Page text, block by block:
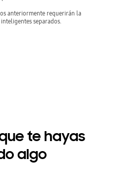
anteriormente requerirán la
separados.
te hayas
algo